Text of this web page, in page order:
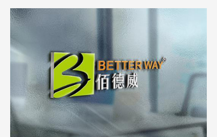
Are you ready?
不怕就请留下您的需求及联系方式，我们会第一时间送上问候的。